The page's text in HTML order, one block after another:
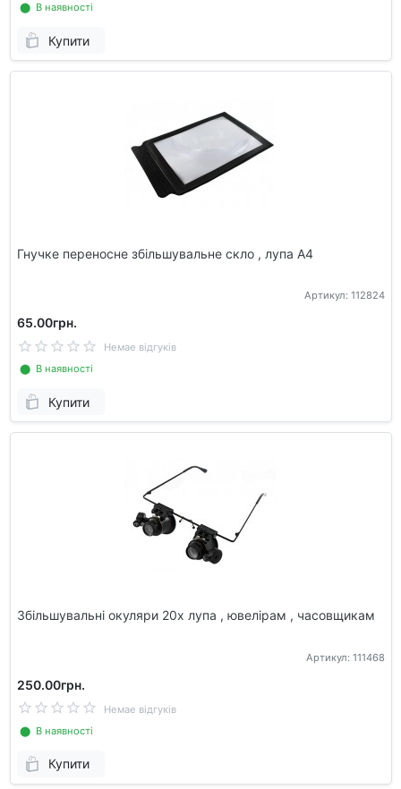
⬤ В наявності
Купити
Гнучке переносне збільшувальне скло , лупа А4
Артикул: 112824
65.00грн.
Немае відгуків
⬤ В наявності
Купити
Збільшувальні окуляри 20х лупа , ювелірам , часовщикам
Артикул: 111468
250.00грн.
Немае відгуків
⬤ В наявності
Купити